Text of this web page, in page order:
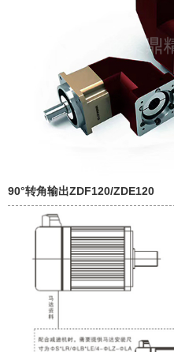
90°转角输出ZDF120/ZDE120